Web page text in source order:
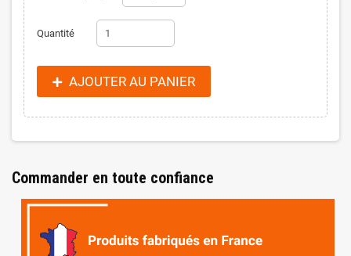
Quantité
AJOUTER AU PANIER
Commander en toute confiance